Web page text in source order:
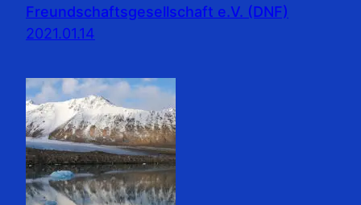
Freundschaftsgesellschaft e.V. (DNF)
2021.01.14